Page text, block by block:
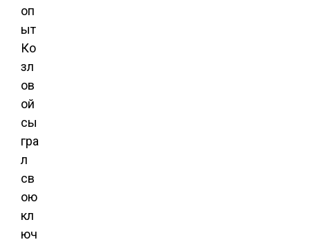
оп
ыт
Ко
зл
ов
ой
сы
гра
л
св
ою
кл
юч